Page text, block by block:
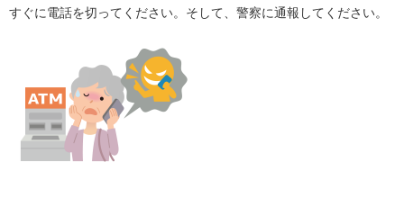
すぐに電話を切ってください。そして、警察に通報してください。